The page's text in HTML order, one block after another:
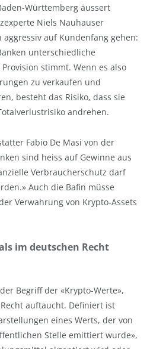
Württemberg äussert
Niels Nauhauser
auf Kundenfang gehen:
unterschiedliche
stimmt. Wenn es also
zu verkaufen und
besteht das Risiko, dass sie
andrehen.
Fabio De Masi von der
sind heiss auf Gewinne aus
Verbraucherschutz darf
Auch die Bafin müsse
Verwahrung von Krypto-Assets
im deutschen Recht
Begriff der «Krypto-Werte»,
auftaucht. Definiert ist
eines Werts, der von
Stelle emittiert wurde»,